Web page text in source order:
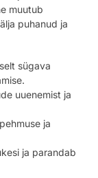
muutub
puhanud ja
sügava
uuenemist ja
ja
ja parandab